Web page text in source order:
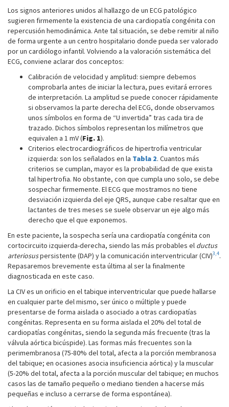
Los signos anteriores unidos al hallazgo de un ECG patológico
sugieren firmemente la existencia de una cardiopatía congénita con
repercusión hemodinámica. Ante tal situación, se debe remitir al niño
de forma urgente a un centro hospitalario donde pueda ser valorado
por un cardiólogo infantil. Volviendo a la valoración sistemática del
ECG, conviene aclarar dos conceptos:
Calibración de velocidad y amplitud: siempre debemos
comprobarla antes de iniciar la lectura, pues evitará errores
de interpretación. La amplitud se puede conocer rápidamente
si observamos la parte derecha del ECG, donde observamos
unos símbolos en forma de “U invertida” tras cada tira de
trazado. Dichos símbolos representan los milímetros que
equivalen a 1 mV (Fig. 1).
Criterios electrocardiográficos de hipertrofia ventricular
izquierda: son los señalados en la Tabla 2. Cuantos más
criterios se cumplan, mayor es la probabilidad de que exista
tal hipertrofia. No obstante, con que cumpla uno solo, se debe
sospechar firmemente. El ECG que mostramos no tiene
desviación izquierda del eje QRS, aunque cabe resaltar que en
lactantes de tres meses se suele observar un eje algo más
derecho que el que exponemos.
En este paciente, la sospecha sería una cardiopatía congénita con
cortocircuito izquierda-derecha, siendo las más probables el ductus
arteriosuspersistente (DAP) y la comunicación interventricular (CIV)3,4.
Repasaremos brevemente esta última al ser la finalmente
diagnosticada en este caso.
La CIV es un orificio en el tabique interventricular que puede hallarse
en cualquier parte del mismo, ser único o múltiple y puede
presentarse de forma aislada o asociado a otras cardiopatías
congénitas. Representa en su forma aislada el 20% del total de
cardiopatías congénitas, siendo la segunda más frecuente (tras la
válvula aórtica bicúspide). Las formas más frecuentes son la
perimembranosa (75-80% del total, afecta a la porción membranosa
del tabique; en ocasiones asocia insuficiencia aórtica) y la muscular
(5-20% del total, afecta a la porción muscular del tabique; en muchos
casos las de tamaño pequeño o mediano tienden a hacerse más
pequeñas e incluso a cerrarse de forma espontánea).